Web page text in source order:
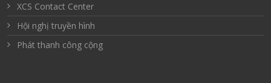
XCS Contact Center
Hội nghị truyền hình
Phát thanh công cộng